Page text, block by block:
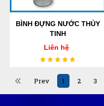
BÌNH ĐỰNG NƯỚC THỦY
TINH
Liên hệ
Prev 1 2 3